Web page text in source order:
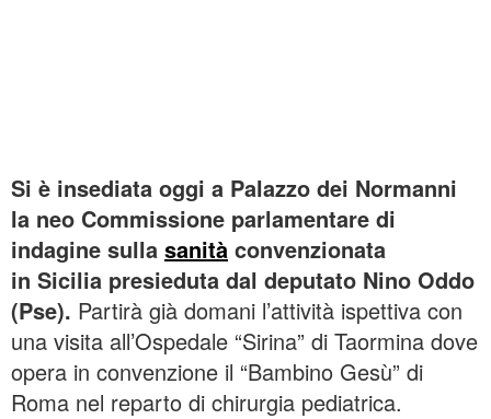
Si è insediata oggi a Palazzo dei Normanni
la neo Commissione parlamentare di
indagine sulla sanità convenzionata
in Sicilia presieduta dal deputato Nino Oddo
(Pse). Partirà già domani l’attività ispettiva con
una visita all’Ospedale “Sirina” di Taormina dove
opera in convenzione il “Bambino Gesù” di
Roma nel reparto di chirurgia pediatrica.